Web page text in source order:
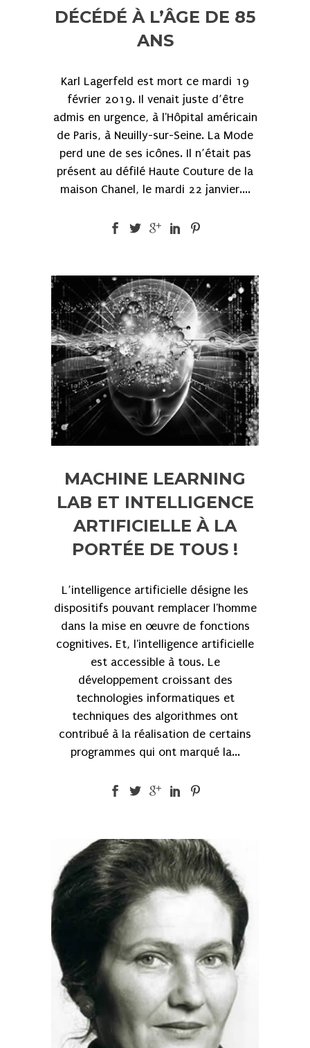
DÉCÉDÉ À L’ÂGE DE 85
ANS
Karl Lagerfeld est mort ce mardi 19
février 2019. Il venait juste d’être
admis en urgence, à l'Hôpital américain
de Paris, à Neuilly-sur-Seine. La Mode
perd une de ses icônes. Il n’était pas
présent au défilé Haute Couture de la
maison Chanel, le mardi 22 janvier....
MACHINE LEARNING
LAB ET INTELLIGENCE
ARTIFICIELLE À LA
PORTÉE DE TOUS !
L’intelligence artificielle désigne les
dispositifs pouvant remplacer l'homme
dans la mise en œuvre de fonctions
cognitives. Et, l'intelligence artificielle
est accessible à tous. Le
développement croissant des
technologies informatiques et
techniques des algorithmes ont
contribué à la réalisation de certains
programmes qui ont marqué la...